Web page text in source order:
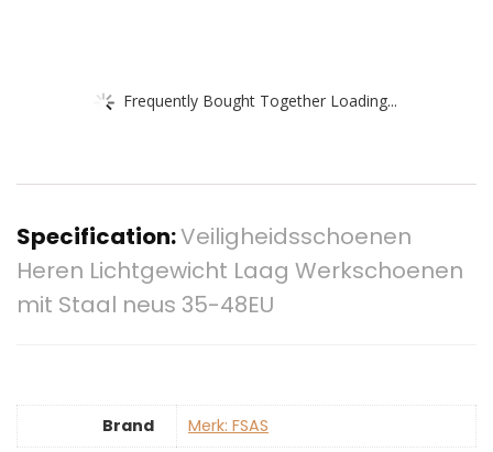
Frequently Bought Together Loading...
Specification:Veiligheidsschoenen
Heren Lichtgewicht Laag Werkschoenen
mit Staal neus 35-48EU
Brand Merk: FSAS